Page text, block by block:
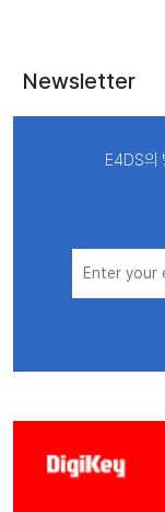
Newsletter
E4DS의